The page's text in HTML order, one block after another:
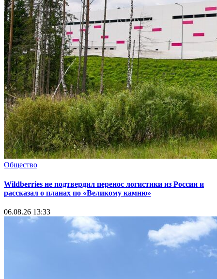
Общество
Wildberries не подтвердил перенос логистики из России и
рассказал о планах по «Великому камню»
06.08.26 13:33